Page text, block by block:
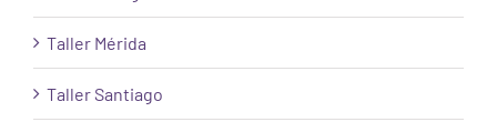
Taller Mérida
Taller Santiago